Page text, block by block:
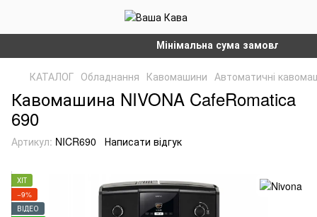
Мінімальна сума замовлення на
КАТАЛОГ Обладнання Кавомашини Автоматичні
Кавомашина NIVONA CafeRomatica
690
Артикул: NICR690 Написати відгук
ХІТ
−9%
ВІДЕО